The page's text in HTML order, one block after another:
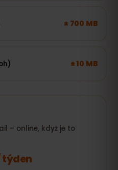
± 700 MB
± 10 MB
– online, když je to
týden